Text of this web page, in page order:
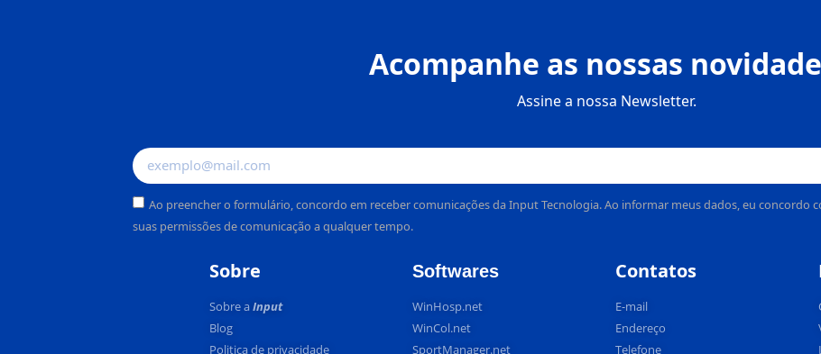
Acompanhe as nossas
Assine a nossa Newsletter.
Ao preencher o formulário, concordo em receber comunicações da Input Tecnologia. Ao informar meus dados, eu concordo
suas permissões de comunicação a qualquer tempo.
Sobre
Sobre aInput
Blog
Politica de privacidade
Softwares
WinHosp.net
WinCol.net
SportManager.net
Contatos
E-mail
Endereço
Telefone